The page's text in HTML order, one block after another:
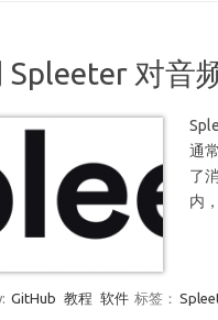
Spleeter 对音
通
了
内
GitHub 教程 软件 标签：